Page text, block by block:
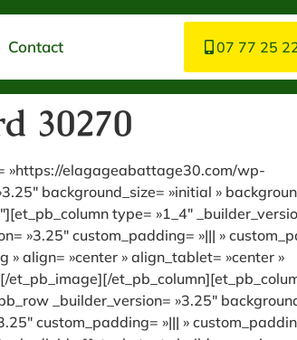
Contact 07 77 25
30270
»https://elagageabattage30.com/wp-
background_size= »initial »
type= »1_4″
»3.25″ custom_padding= »||| »
align= »center » align_tablet= »center »
_builder_version= »3.25″
custom_padding= »||| »